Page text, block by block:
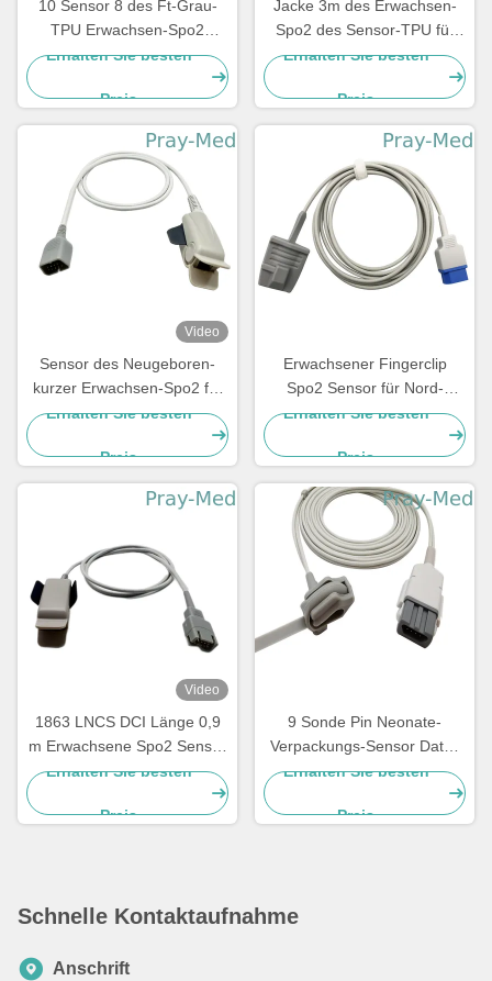
10 Sensor 8 des Ft-Grau-
TPU Erwachsen-Spo2
formte Pin D männliches
Erhalten Sie besten
Preis
Jacke 3m des Erwachsen-
Spo2 des Sensor-TPU für
Nord-Verbindungsstück
Erhalten Sie besten
Preis
Video
Sensor des Neugeboren-
kurzer Erwachsen-Spo2 für
Nihon Kohden
Verbindungsstück DBs 9pin
Erhalten Sie besten
Preis
Erwachsener Fingerclip
Spo2 Sensor für Nord-
Verbindungsstück 3m
Erhalten Sie besten
Preis
Video
1863 LNCS DCI Länge 0,9
m Erwachsene Spo2 Sensor
Patientenanzug
Erhalten Sie besten
Preis
9 Sonde Pin Neonate-
Verpackungs-Sensor Datex
Ohmeda 9 Pin TruSat SpO2
Erhalten Sie besten
Preis
Schnelle Kontaktaufnahme
Anschrift